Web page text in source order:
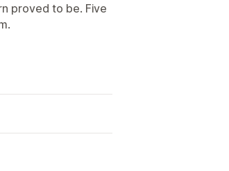
proved to be. Five